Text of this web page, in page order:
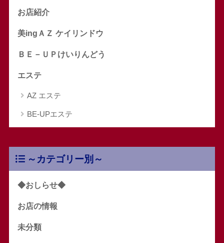
お店紹介
美ingＡＺ ケイリンドウ
ＢＥ－ＵＰけいりんどう
エステ
AZ エステ
BE-UPエステ
～カテゴリー別～
◆おしらせ◆
お店の情報
未分類